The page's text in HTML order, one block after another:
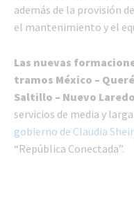
además de la provisión
el mantenimiento y el
Las nuevas
tramos México –
Saltillo – Nuevo Laredo
servicios de media y
gobierno de Claudia
“República Conectada”.